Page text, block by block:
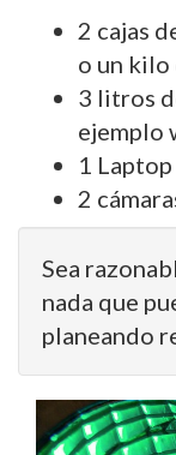
2 cajas
o un kilo
3 litros
ejemplo
1 Laptop
2
Sea
nada que
planeando